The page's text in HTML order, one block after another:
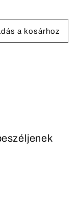
a kosárhoz